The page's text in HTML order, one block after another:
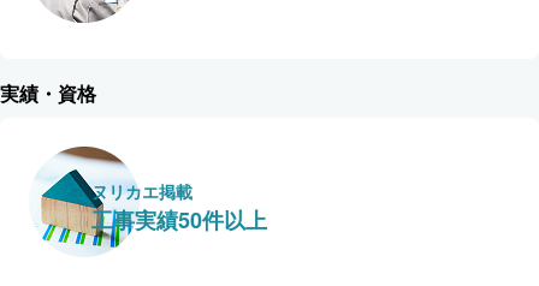
実績・資格
ヌリカエ掲載
工事実績50件以上